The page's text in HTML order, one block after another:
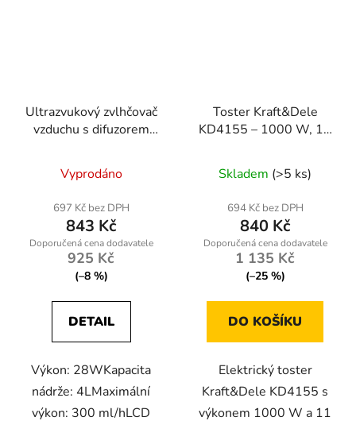
Ultrazvukový zvlhčovač
vzduchu s difuzorem
Vyprodáno
697 Kč bez DPH
843 Kč
925 Kč
(–8 %)
DETAIL
Výkon: 28WKapacita
nádrže: 4LMaximální
výkon: 300 ml/hLCD
Toster Kraft&Dele
KD4155 – 1000 W, 11
Skladem (>5 ks)
694 Kč bez DPH
840 Kč
1 135 Kč
(–25 %)
DO KOŠÍKU
Elektrický toster
Kraft&Dele KD4155 s
výkonem 1000 W a 11